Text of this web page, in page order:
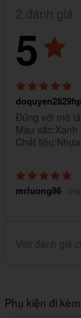
2 đánh giá
5
doquyen2829hp
Đúng với mô
Màu sắc:Xanh
Chất
mrluong86
Viết đánh giá
Phụ kiện đi kèm